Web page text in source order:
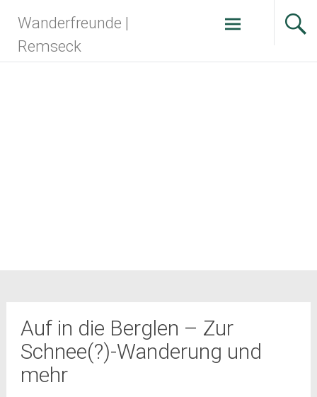
Inhalt
springen
Wanderfreunde |
Remseck
Auf in die Berglen – Zur
Schnee(?)-Wanderung und
mehr